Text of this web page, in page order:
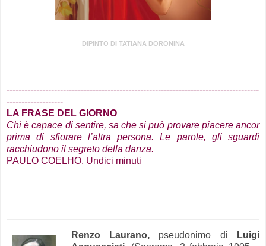
DIPINTO DI TATIANA DORONINA
-------------------------------------------------------------------------------------
-------------------
LA FRASE DEL GIORNO
Chi è capace di sentire, sa che si può provare piacere ancor
prima di sfiorare l’altra persona. Le parole, gli sguardi
racchiudono il segreto della danza.
PAULO COELHO, Undici minuti
Renzo Laurano, pseudonimo di
Luigi